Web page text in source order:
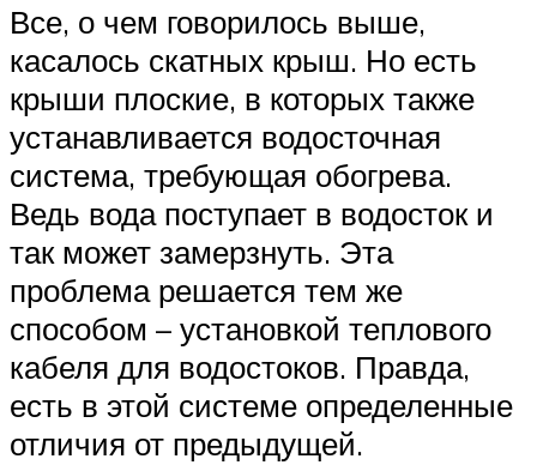
Все, о чем говорилось выше,
касалось скатных крыш. Но есть
крыши плоские, в которых также
устанавливается водосточная
система, требующая обогрева.
Ведь вода поступает в водосток и
так может замерзнуть. Эта
проблема решается тем же
способом – установкой теплового
кабеля для водостоков. Правда,
есть в этой системе определенные
отличия от предыдущей.